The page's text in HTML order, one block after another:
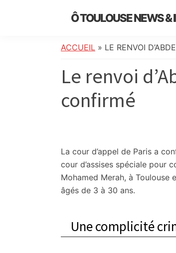
Ô TOULOUSE NEWS &
de
:
info
locale,
politique,
météo,
faits
divers
citoyennes
ACCUEIL » LE RENVOI
Le renvoi
confirmé
La cour d’appel de Paris a
cour d’assises spéciale pour
Mohamed Merah, à Toulouse
âgés de 3 à 30 ans.
Une complicité